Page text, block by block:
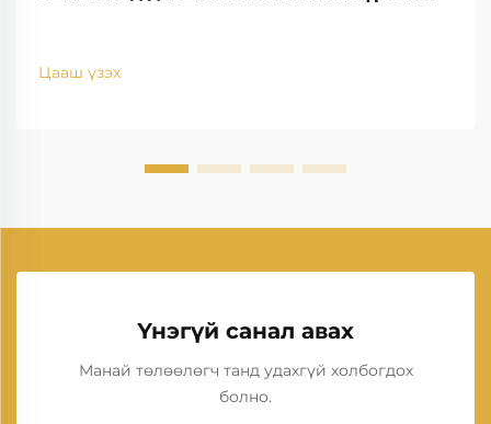
Цааш үзэх
Үнэгүй санал авах
Манай төлөөлөгч танд удахгүй холбогдох
болно.